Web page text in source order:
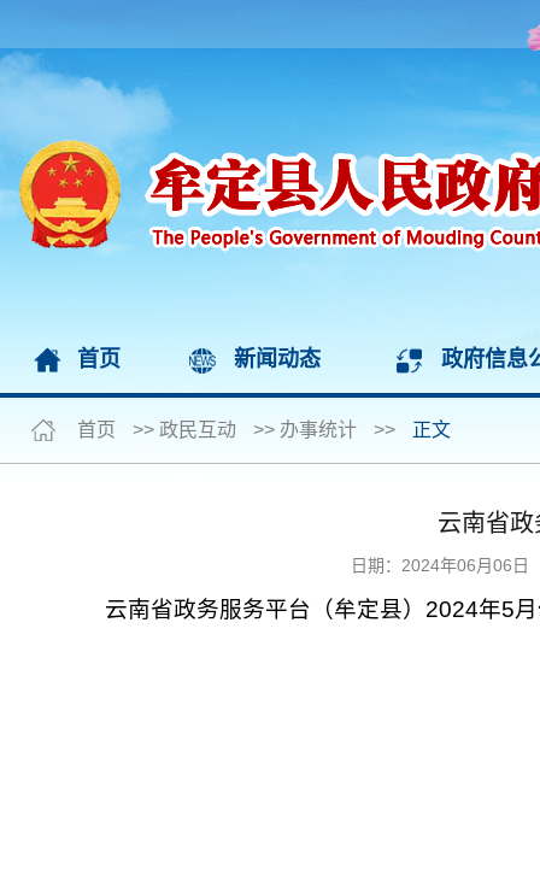
首页 新闻动态 政府信息
首页 >> 政民互动 >> 办事统计 >> 正文
云南省
日期：2024年06月06
云南省政务服务平台（牟定县）2024年5